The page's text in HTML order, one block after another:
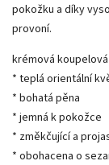
pokožku a díky
provoní.
krémová
* teplá orientální
* bohatá pěna
* jemná k pokožce
* změkčující a
* obohacena o